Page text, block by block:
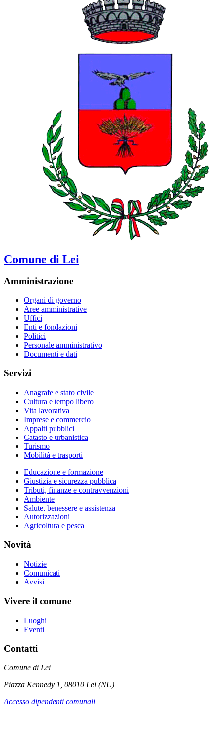
Comune di Lei
Amministrazione
Organi di governo
Aree amministrative
Uffici
Enti e fondazioni
Politici
Personale amministrativo
Documenti e dati
Servizi
Anagrafe e stato civile
Cultura e tempo libero
Vita lavorativa
Imprese e commercio
Appalti pubblici
Catasto e urbanistica
Turismo
Mobilità e trasporti
Educazione e formazione
Giustizia e sicurezza pubblica
Tributi, finanze e contravvenzioni
Ambiente
Salute, benessere e assistenza
Autorizzazioni
Agricoltura e pesca
Novità
Notizie
Comunicati
Avvisi
Vivere il comune
Luoghi
Eventi
Contatti
Comune di Lei
Piazza Kennedy 1, 08010 Lei (NU)
Accesso dipendenti comunali